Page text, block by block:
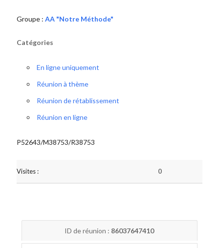
Groupe : AA "Notre Méthode"
Catégories
En ligne uniquement
Réunion à thème
Réunion de rétablissement
Réunion en ligne
P52643/M38753/R38753
Visites : 0
ID de réunion : 86037647410